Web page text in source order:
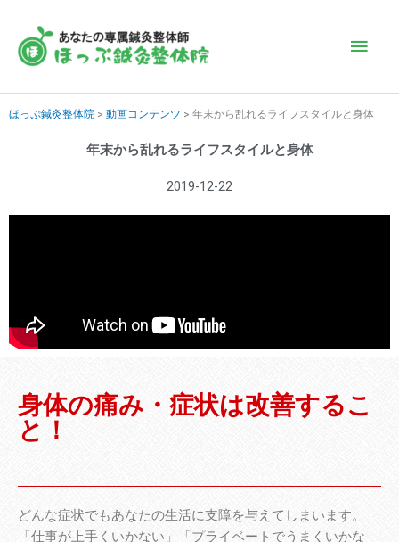
キ
ッ
ン
ほっぷ鍼灸整体院 > 動画コンテンツ > 年末から乱れるライフスタイルと身体
年末から乱れるライフスタイルと身体
2019-12-22
身体の痛み・症状は改善するこ
と！
どんな症状でもあなたの生活に支障を与えてしまいます。
「仕事が上手くいかない」「プライベートでうまくいかな